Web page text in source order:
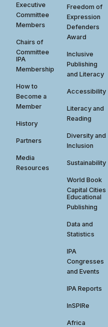
Executive
Committee
Members
Chairs of
Committee
IPA
Membership
How to
Become a
Member
History
Partners
Media
Resources
Freedom of
Expression
Defenders
Award
Inclusive
Publishing
and Literacy
Accessibility
Literacy and
Reading
Diversity and
Inclusion
Sustainability
World Book
Capital Cities
Educational
Publishing
Data and
Statistics
IPA
Congresses
and Events
IPA Reports
InSPIRe
Africa